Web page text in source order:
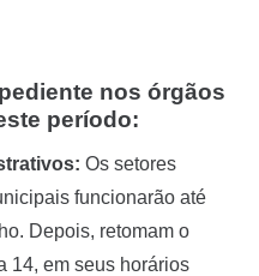
nos órgãos
período:
Os setores
funcionarão até
Depois, retomam o
14, em seus horários